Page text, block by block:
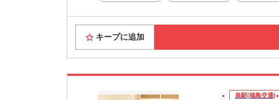
キープに追加
泉駅(福島交通)